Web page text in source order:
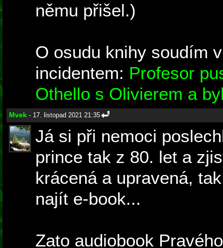
němu přišel.)
O osudu knihy soudím
incidentem: Profesor
Othello s Olivierem a
Mvek - 17. listopad 2021 21:35
Já si při nemoci
prince tak z 80. let a
krácená a upravená,
najít e-book...
Zato audiobook